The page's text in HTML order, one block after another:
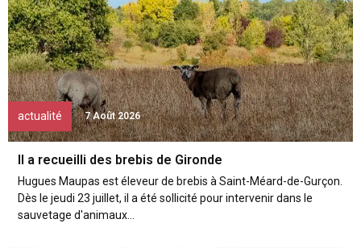
actualité 7 Août 2026
Il a recueilli des brebis de Gironde
Hugues Maupas est éleveur de brebis à Saint-Méard-de-Gurçon.
Dès le jeudi 23 juillet, il a été sollicité pour intervenir dans le
sauvetage d'animaux...